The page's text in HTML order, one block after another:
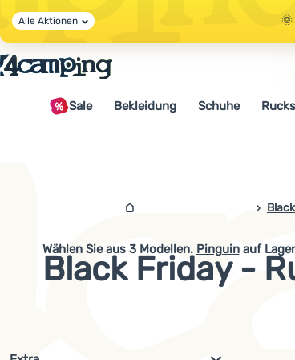
🌞
🤫 -
🌞
Alle Aktionen
Sale Bekleidung Schuhe
Black Friday -
Wählen Sie aus 3 Modellen. Pinguinauf